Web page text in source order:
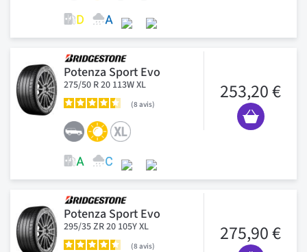
Potenza Sport Evo
275/50 R 20 113W XL
8 avis
253,20 €
Potenza Sport Evo
295/35 ZR 20 105Y XL
8 avis
275,90 €